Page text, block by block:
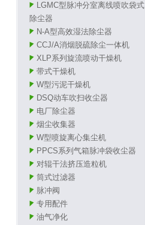
LGMC型脉冲分室离线喷吹袋式
除尘器
N-A型高效湿法除尘器
CCJ/A消烟脱硫除尘一体机
XLP系列旋流喷动干燥机
带式干燥机
W型污泥干燥机
DSQ动车吹扫收尘器
电厂除尘器
烟尘收集器
W型喷旋离心集尘机
PPCS系列气箱脉冲袋收尘器
对辊干法挤压造粒机
筒式过滤器
脉冲阀
专用配件
油气净化